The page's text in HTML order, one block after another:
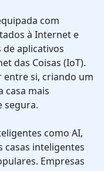
com
à Internet e
aplicativos
das Coisas (IoT).
entre si, criando um
casa mais
segura.
como AI,
casas inteligentes
Empresas